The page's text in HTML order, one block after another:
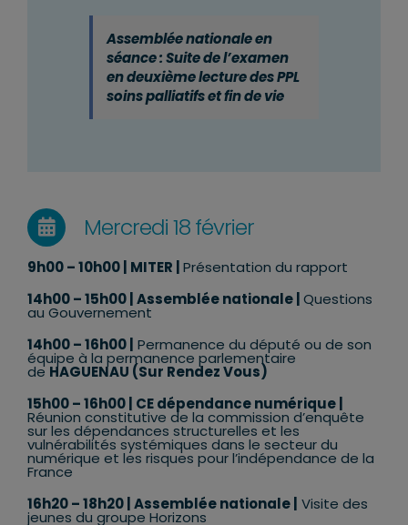
Assemblée nationale en
séance :Suite de l’examen
en deuxième lecture des PPL
soins palliatifs et fin de vie
Mercredi 18 février
9h00 – 10h00 | MITER | Présentation du rapport
14h00 – 15h00 | Assemblée nationale | Questions
au Gouvernement
14h00 – 16h00 | Permanence du député ou de son
équipe à la permanence parlementaire
de HAGUENAU (Sur Rendez Vous)
15h00 – 16h00 | CE dépendance numérique |
Réunion constitutive de la commission d’enquête
sur les dépendances structurelles et les
vulnérabilités systémiques dans le secteur du
numérique et les risques pour l’indépendance de la
France
16h20 – 18h20 | Assemblée nationale | Visite des
jeunes du groupe Horizons